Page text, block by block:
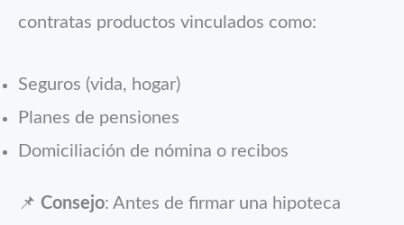
contratas productos vinculados como:
Seguros (vida, hogar)
Planes de pensiones
Domiciliación de nómina o recibos
📌 Consejo: Antes de firmar una hipoteca